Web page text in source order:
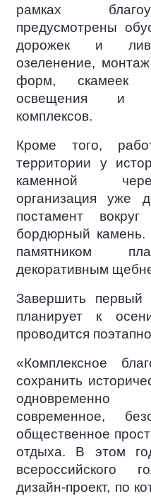
рамках
предусмотрены
дорожек и
озеленение,
форм, скамеек
освещения и
комплексов.
Кроме того,
территории у
каменной
организация уже
постамент
бордюрный камень.
памятником
декоративным
Завершить первый
планирует к
проводится
«Комплексное
сохранить
современное,
общественное
отдыха. В этом
всероссийского
дизайн-проект, по